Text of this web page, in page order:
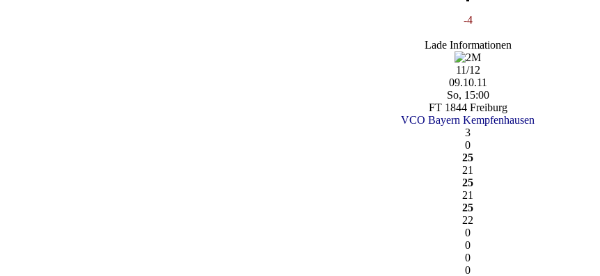
-4
Lade Informationen
11/12
09.10.11
So, 15:00
FT 1844 Freiburg
VCO Bayern Kempfenhausen
3
0
25
21
25
21
25
22
0
0
0
0